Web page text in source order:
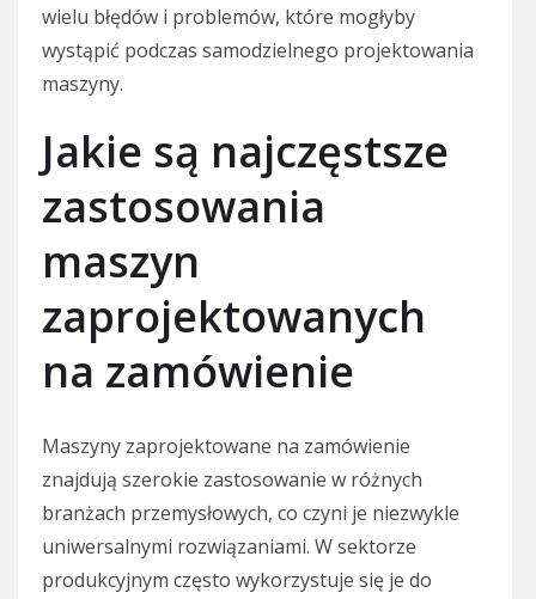
wielu błędów i problemów, które mogłyby
wystąpić podczas samodzielnego projektowania
maszyny.
Jakie są najczęstsze
zastosowania
maszyn
zaprojektowanych
na zamówienie
Maszyny zaprojektowane na zamówienie
znajdują szerokie zastosowanie w różnych
branżach przemysłowych, co czyni je niezwykle
uniwersalnymi rozwiązaniami. W sektorze
produkcyjnym często wykorzystuje się je do